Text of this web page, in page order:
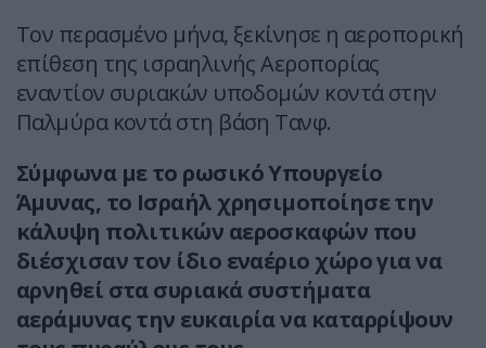
Τον περασμένο μήνα, ξεκίνησε η αεροπορική
επίθεση της ισραηλινής Αεροπορίας
εναντίον συριακών υποδομών κοντά στην
Παλμύρα κοντά στη βάση Τανφ.
Σύμφωνα με το ρωσικό Υπουργείο
Άμυνας, το Ισραήλ χρησιμοποίησε την
κάλυψη πολιτικών αεροσκαφών που
διέσχισαν τον ίδιο εναέριο χώρο για να
αρνηθεί στα συριακά συστήματα
αεράμυνας την ευκαιρία να καταρρίψουν